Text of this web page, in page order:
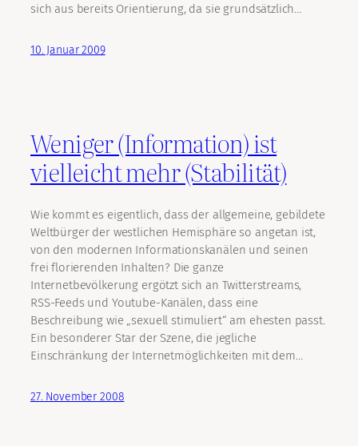
sich aus bereits Orientierung, da sie grundsätzlich…
10. Januar 2009
Weniger (Information) ist
vielleicht mehr (Stabilität)
Wie kommt es eigentlich, dass der allgemeine, gebildete
Weltbürger der westlichen Hemisphäre so angetan ist,
von den modernen Informationskanälen und seinen
frei florierenden Inhalten? Die ganze
Internetbevölkerung ergötzt sich an Twitterstreams,
RSS-Feeds und Youtube-Kanälen, dass eine
Beschreibung wie „sexuell stimuliert“ am ehesten passt.
Ein besonderer Star der Szene, die jegliche
Einschränkung der Internetmöglichkeiten mit dem…
27. November 2008